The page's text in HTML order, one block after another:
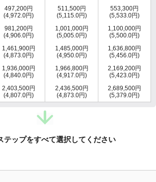
497,200円
(4,972.0円)
511,500円
(5,115.0円)
553,300円
(5,533.0円)
981,200円
(4,906.0円)
1,001,000円
(5,005.0円)
1,100,000円
(5,500.0円)
1,461,900円
(4,873.0円)
1,485,000円
(4,950.0円)
1,636,800円
(5,456.0円)
1,936,000円
(4,840.0円)
1,966,800円
(4,917.0円)
2,169,200円
(5,423.0円)
2,403,500円
(4,807.0円)
2,436,500円
(4,873.0円)
2,689,500円
(5,379.0円)
テップをすべて選択してください